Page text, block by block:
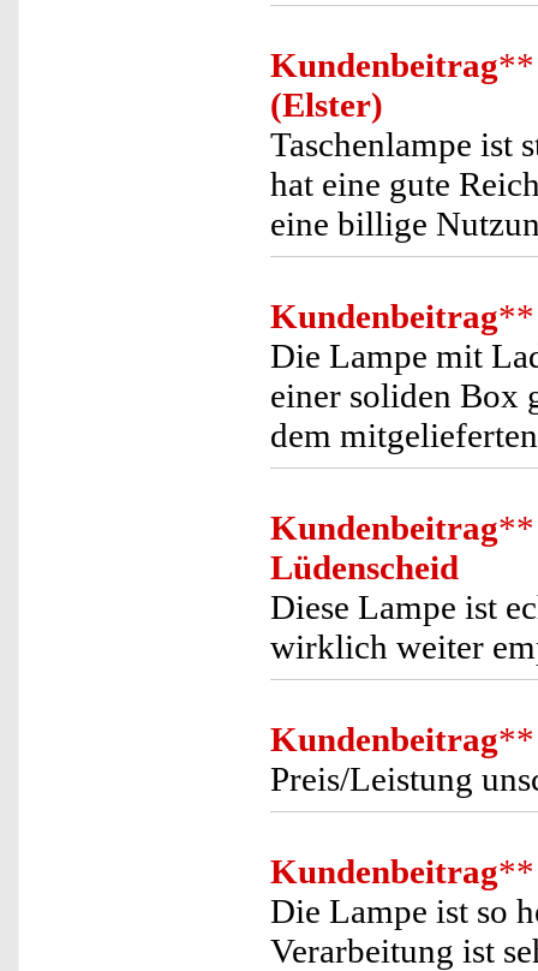
Kundenbeitrag**
(Elster)
Taschenlampe ist
hat eine gute
eine billige
Kundenbeitrag**
Die Lampe mit
einer soliden Box
dem
Kundenbeitrag**
Lüdenscheid
Diese Lampe ist
wirklich weiter
Kundenbeitrag**
Preis/Leistung
Kundenbeitrag**
Die Lampe ist so
Verarbeitung ist